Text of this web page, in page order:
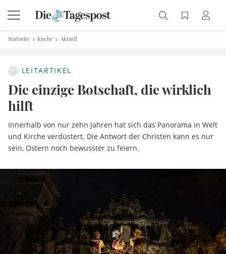
Startseite Kirche Aktuell
LEITARTIKEL
Die einzige Botschaft, die wirklich
hilft
Innerhalb von nur zehn Jahren hat sich das Panorama in Welt
und Kirche verdüstert. Die Antwort der Christen kann es nur
sein, Ostern noch bewusster zu feiern.